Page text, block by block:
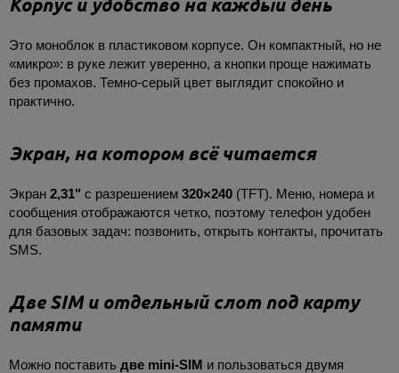
Это моноблок в пластиковом корпусе. Он компактный, но не
«микро»: в руке лежит уверенно, а кнопки проще нажимать
без промахов. Темно-серый цвет выглядит спокойно и
практично.
Экран, на котором всё читается
Экран 2,31" с разрешением 320×240 (TFT). Меню, номера и
сообщения отображаются четко, поэтому телефон удобен
для базовых задач: позвонить, открыть контакты, прочитать
SMS.
Две SIM и отдельный слот под карту
памяти
Можно поставить две mini-SIM и пользоваться двумя